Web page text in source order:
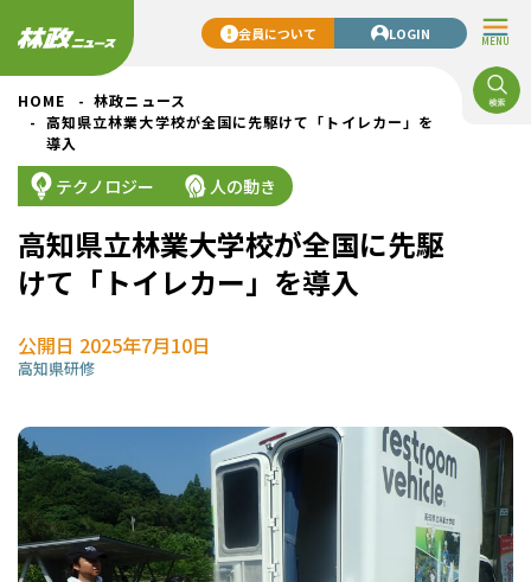
MENU
会員について LOGIN
HOME
林政ニュース
高知県立林業大学校が全国に先駆けて「トイレカー」を
導入
テクノロジー 人の動き
高知県立林業大学校が全国に先駆
けて「トイレカー」を導入
公開日 2025年7月10日
高知県研修